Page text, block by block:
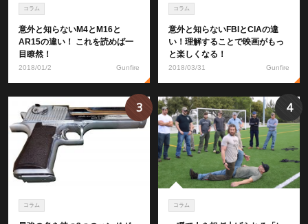
コラム
意外と知らないM4とM16と
AR15の違い！ これを読めば一
目瞭然！
2018/01/2 Gunfire
コラム
意外と知らないFBIとCIAの違
い！理解することで映画がもっ
と楽しくなる！
2018/03/31 Gunfire
コラム
3
コラム
4